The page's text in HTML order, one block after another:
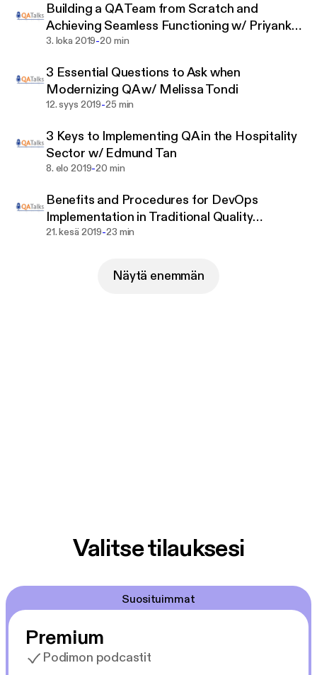
In this podcast, you’ll hear from executives who are
heavily involved in quality assurance. They’ll share
the unique challenges they face and some of the
can avoid them.
Episodes will feature topics such as: software
testing, quality assurance, quality engineering,
digital assurance, digital testing, digital
transformation, QA transformation, agile testing,
strategy, enterprise QA strategy, and more.
Building a QA Team from Scratch and
Achieving Seamless Functioning w/ Priyanka
Halder
3. loka 2019-20 min
3 Essential Questions to Ask when
Modernizing QA w/ Melissa Tondi
12. syys 2019-25 min
3 Keys to Implementing QA in the Hospitality
Sector w/ Edmund Tan
8. elo 2019-20 min
Benefits and Procedures for DevOps
Implementation in Traditional Quality
Assurance Models with Chris DeGonia
21. kesä 2019-23 min
Näytä enemmän
Valitse tilauksesi
Suosituimmat
Premium
Podimon podcastit